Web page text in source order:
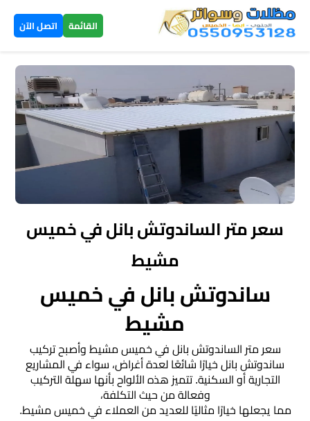
القائمة اتصل الآن ×
الرئيسية
مظلات
سيارات
الخميس
▼
مظلات
الخميس
مظلات
برجولات▼
سعر متر الساندوتش بانل في خميس
مشيط
ساندوتش بانل في خميس
مشيط
سعر متر الساندوتش بانل في خميس مشيط وأصبح تركيب
ساندوتش بانل خيارًا شائعًا لعدة أغراض، سواء في المشاريع
التجارية أو السكنية. تتميز هذه الألواح بأنها سهلة التركيب
وفعالة من حيث التكلفة،
مما يجعلها خيارًا مثاليًا للعديد من العملاء في خميس مشيط.